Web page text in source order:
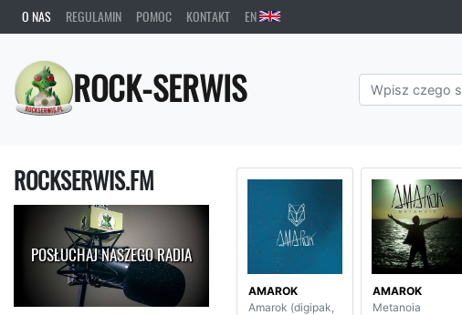
O NAS REGULAMIN POMOC KONTAKT EN
ROCK-SERWIS
ROCKSERWIS.FM
POSŁUCHAJ NASZEGO RADIA
AMAROK
Amarok (digipak,
AMAROK
Metanoia